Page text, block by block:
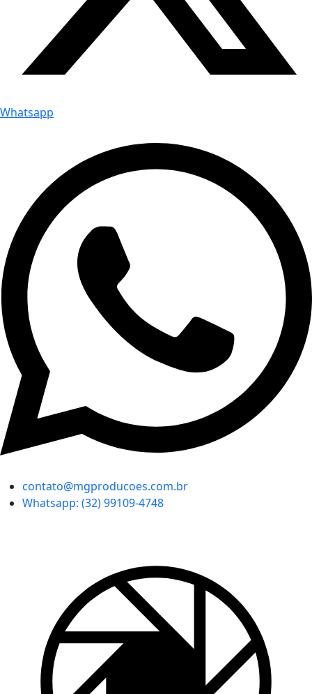
Whatsapp
contato@mgproducoes.com.br
Whatsapp: (32) 99109-4748